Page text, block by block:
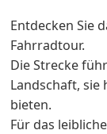
Entdecken Sie
Fahrradtour.
Die Strecke
Landschaft, sie
bieten.
Für das